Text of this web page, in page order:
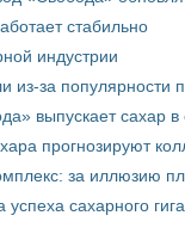
стабильно
индустрии
из-за популярности
выпускает сахар в
прогнозируют
за иллюзию
сахарного